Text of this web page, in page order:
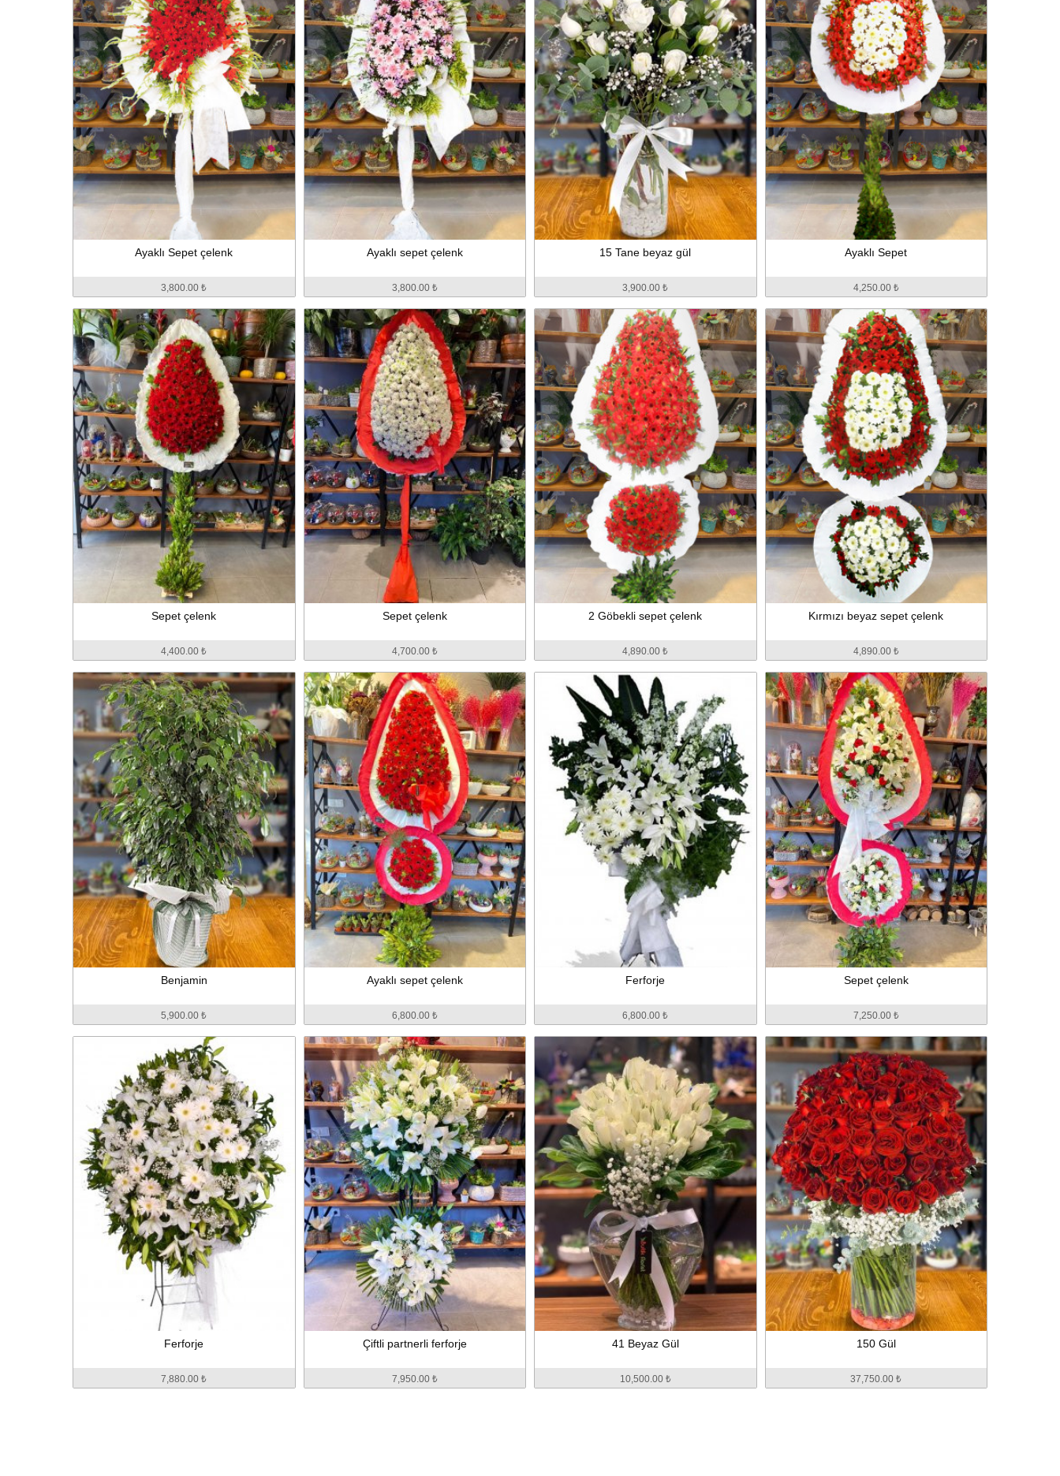
Ayaklı Sepet çelenk
3,800.00 ₺
Ayaklı sepet çelenk
3,800.00 ₺
15 Tane beyaz gül
3,900.00 ₺
Ayaklı Sepet
4,250.00 ₺
Sepet çelenk
4,400.00 ₺
Sepet çelenk
4,700.00 ₺
2 Göbekli sepet çelenk
4,890.00 ₺
Kırmızı beyaz sepet çelenk
4,890.00 ₺
Benjamin
5,900.00 ₺
Ayaklı sepet çelenk
6,800.00 ₺
Ferforje
6,800.00 ₺
Sepet çelenk
7,250.00 ₺
Ferforje
7,880.00 ₺
Çiftli partnerli ferforje
7,950.00 ₺
41 Beyaz Gül
10,500.00 ₺
150 Gül
37,750.00 ₺